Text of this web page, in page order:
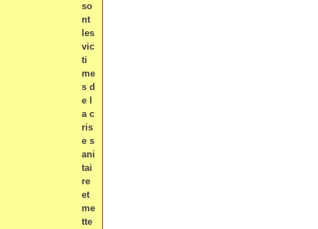
so
nt
les
vic
ti
me
s d
e l
a c
ris
e s
ani
tai
re
et
me
tte